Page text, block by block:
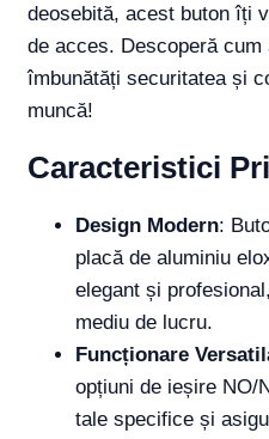
deosebită, acest buton îți
de acces. Descoperă cum
îmbunătăți securitatea și
muncă!
Caracteristici
Design Modern:
placă de aluminiu
elegant și
mediu de lucru.
Funcționare
opțiuni de ieșire NO/
tale specifice și